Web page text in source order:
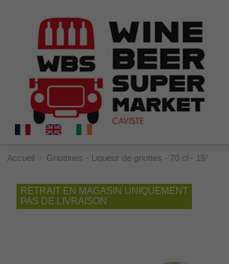
Accueil Griottines - Liqueur de griottes - 70 cl - 15°
RETRAIT EN MAGASIN UNIQUEMENT
PAS DE LIVRAISON